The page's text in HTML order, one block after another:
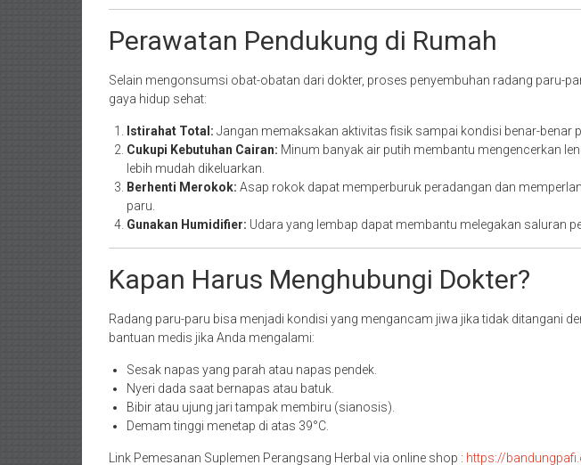
Perawatan Pendukung di Rumah
Selain mengonsumsi obat-obatan dari dokter, proses penyembuhan radang paru-
gaya hidup sehat:
Istirahat Total: Jangan memaksakan aktivitas fisik sampai kondisi benar-benar
Cukupi Kebutuhan Cairan: Minum banyak air putih membantu mengencerkan
lebih mudah dikeluarkan.
Berhenti Merokok: Asap rokok dapat memperburuk peradangan dan
paru.
Gunakan Humidifier: Udara yang lembap dapat membantu melegakan saluran
Kapan Harus Menghubungi Dokter?
Radang paru-paru bisa menjadi kondisi yang mengancam jiwa jika tidak ditangani
bantuan medis jika Anda mengalami:
Sesak napas yang parah atau napas pendek.
Nyeri dada saat bernapas atau batuk.
Bibir atau ujung jari tampak membiru (sianosis).
Demam tinggi menetap di atas 39°C.
Link Pemesanan Suplemen Perangsang Herbal via online shop : https://